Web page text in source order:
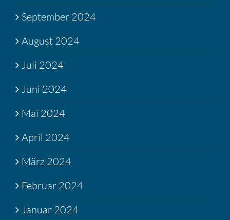
September 2024
August 2024
Juli 2024
Juni 2024
Mai 2024
April 2024
März 2024
Februar 2024
Januar 2024